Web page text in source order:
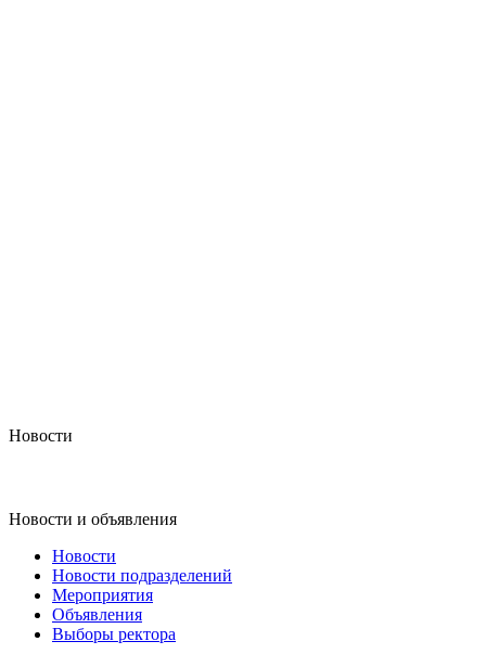
Новости
Новости и объявления
Новости
Новости подразделений
Мероприятия
Объявления
Выборы ректора